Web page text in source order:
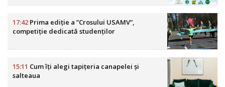
17:42 Prima ediție a ”Crosului USAMV”,
competiție dedicată studenților
15:11 Cum îți alegi tapițeria canapelei și
salteaua